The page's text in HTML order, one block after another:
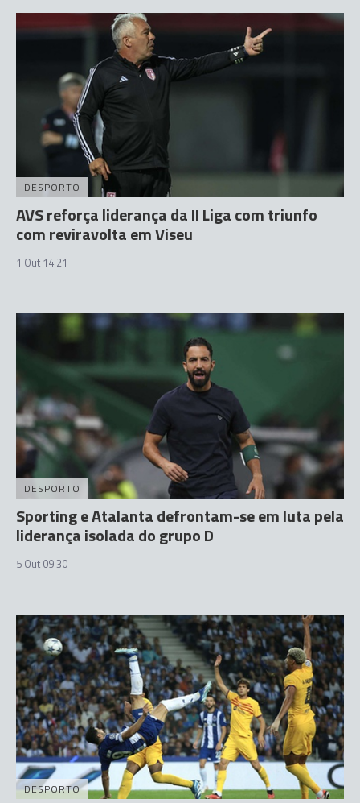
DESPORTO
AVS reforça liderança da II Liga com triunfo
com reviravolta em Viseu
1 Out 14:21
DESPORTO
Sporting e Atalanta defrontam-se em luta pela
liderança isolada do grupo D
5 Out 09:30
DESPORTO